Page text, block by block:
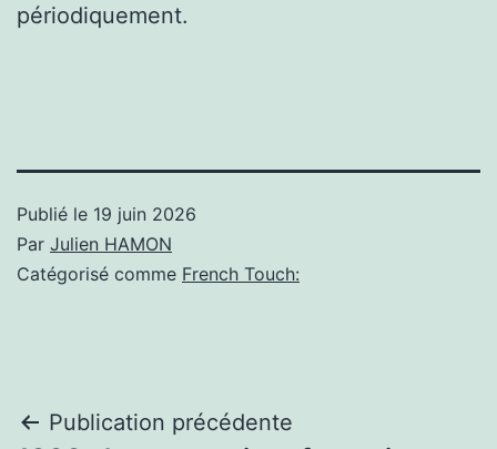
périodiquement.
Publié le 19 juin 2026
Par Julien HAMON
Catégorisé comme French Touch:
Navigation
Publication précédente